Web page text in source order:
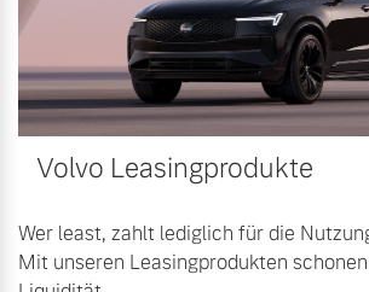
Die
Mehr erfahren
Jetzt
Finanzierung & Leasing
Versicherung
Volvo Leasingprodukte
Wer least, zahlt lediglich für die
Mit unseren Leasingprodukten